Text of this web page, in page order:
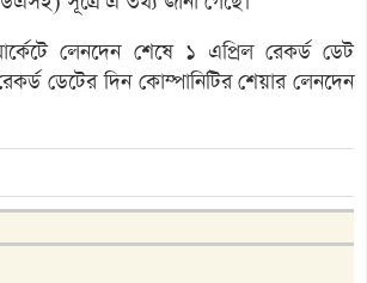
লেনদেন শেষে ১ এপ্রিল রেকর্ড ডেট
ডেটের দিন কোম্পানিটির শেয়ার লেনদেন